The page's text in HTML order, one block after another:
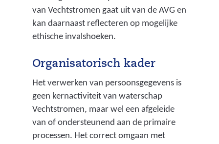
van Vechtstromen gaat uit van de AVG en
kan daarnaast reflecteren op mogelijke
ethische invalshoeken.
Organisatorisch kader
Het verwerken van persoonsgegevens is
geen kernactiviteit van waterschap
Vechtstromen, maar wel een afgeleide
van of ondersteunend aan de primaire
processen. Het correct omgaan met